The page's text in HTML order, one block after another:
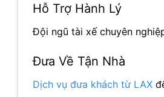
Hỗ Trợ Hành Lý
Đội ngũ tài xế chuyên
Đưa Về Tận Nhà
Dịch vụ đưa khách từ LAX